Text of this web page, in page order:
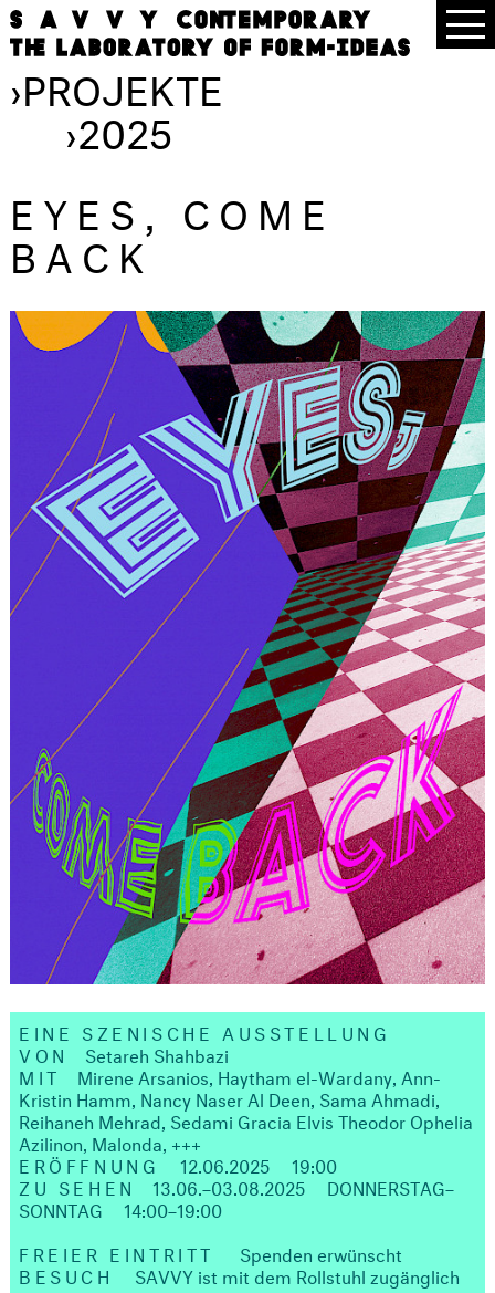
›PROJEKTE
›2025
EYES, COME
BACK
EINE SZENISCHE AUSSTELLUNG
VON
Setareh Shahbazi
MIT
Mirene Arsanios, Haytham el-Wardany, Ann-
Kristin Hamm, Nancy Naser Al Deen, Sama Ahmadi,
Reihaneh Mehrad, Sedami Gracia Elvis Theodor Ophelia
Azilinon, Malonda, +++
ERÖFFNUNG
12.06.2025
19:00
ZU SEHEN
13.06.–03.08.2025
DONNERSTAG–
SONNTAG
14:00–19:00
FREIER EINTRITT
Spenden erwünscht
BESUCH
SAVVY ist mit dem Rollstuhl zugänglich